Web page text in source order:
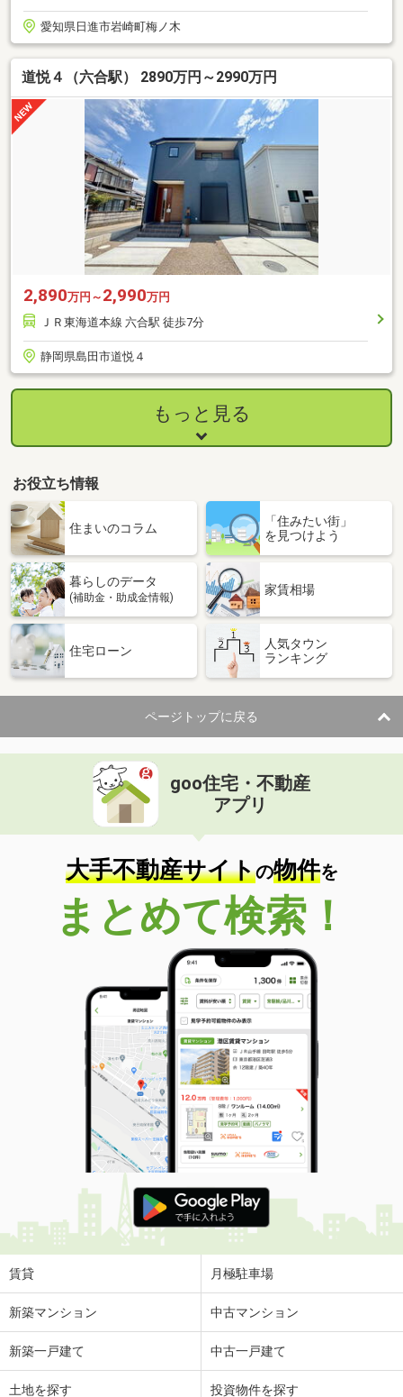
愛知県日進市岩崎町梅ノ木
道悦４（六合駅） 2890万円～2990万円
2,890万円～ 2,990万円
ＪＲ東海道本線 六合駅 徒歩7分
静岡県島田市道悦４
もっと見る
お役立ち情報
住まいのコラム
「住みたい街」
を見つけよう
暮らしのデータ
(補助金・助成金情報)
家賃相場
住宅ローン
人気タウン
ランキング
ページトップに戻る
goo住宅・不動産
アプリ
大手不動産サイトの物件を
まとめて検索！
賃貸 月極駐車場
新築マンション 中古マンション
新築一戸建て 中古一戸建て
土地を探す 投資物件を探す